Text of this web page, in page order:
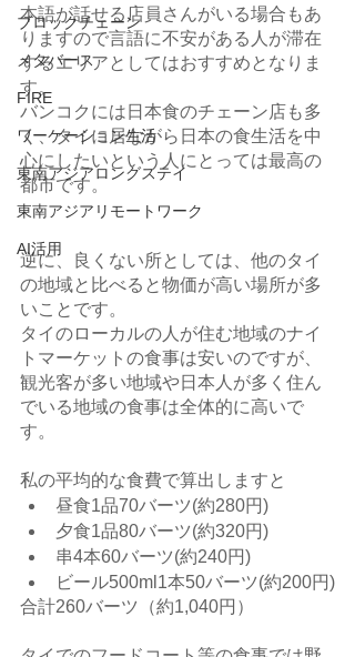
ブロックチェーン
メタバース
FIRE
ワーケーション生活
東南アジアロングステイ
東南アジアリモートワーク
AI活用
本語が話せる店員さんがいる場合もあ
りますので言語に不安がある人が滞在
するエリアとしてはおすすめとなりま
す。
バンコクには日本食のチェーン店も多
く、タイに居ながら日本の食生活を中
心にしたいという人にとっては最高の
都市です。
逆に、良くない所としては、他のタイ
の地域と比べると物価が高い場所が多
いことです。
タイのローカルの人が住む地域のナイ
トマーケットの食事は安いのですが、
観光客が多い地域や日本人が多く住ん
でいる地域の食事は全体的に高いで
す。
私の平均的な食費で算出しますと
昼食1品70バーツ(約280円)
夕食1品80バーツ(約320円)
串4本60バーツ(約240円)
ビール500ml1本50バーツ(約200円)
合計260バーツ（約1,040円）